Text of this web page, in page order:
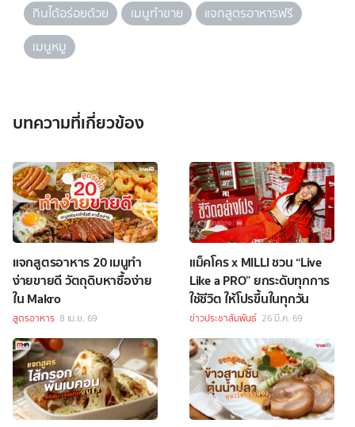
กินได้อร่อยด้วย
เมนูทำขาย
แจกสูตรอาหารฟรี
เมนูหมู
บทความที่เกี่ยวข้อง
แจกสูตรอาหาร 20 เมนูทำ
ง่ายขายดี วัตถุดิบหาซื้อง่าย
ใน Makro
สูตรอาหาร 8 เม.ย. 69
แม็คโคร x MILLI ชวน “Live
Like a PRO” ยกระดับทุกการ
ใช้ชีวิต ให้โปรขึ้นในทุกวัน
ข่าวประชาสัมพันธ์ 26 มี.ค. 69